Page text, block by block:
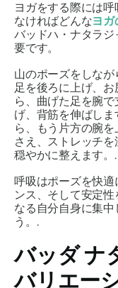
ヨガをする際には
なければどんなヨガ
バッドハ・ナタラジ
要です。
山のポーズをしな
足を後ろに上げ、
ら、曲げた足を腕
げ、背筋を伸ばし
ら、もう片方の腕
さえ、ストレッチを
穏やかに整えます。.
呼吸はポーズを快
ンス、そして安定
なる自分自身に集
う。.
バッダ ナ
バリエー